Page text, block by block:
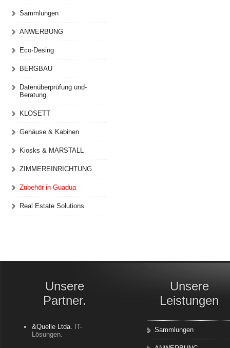
Sammlungen
ANWERBUNG
Eco·Desing
BERGBAU
Datenüberprüfung und-
Beratung.
KLOSETT
Gehäuse & Kabinen
Kiosks & MARSTALL
ZIMMEREINRICHTUNG
Zubehör in Guadua
Real Estate Solutions
Unsere
Partner.
&Quelle Ltda. IT-
Lösungen.
Unsere
Leistungen
Sammlungen